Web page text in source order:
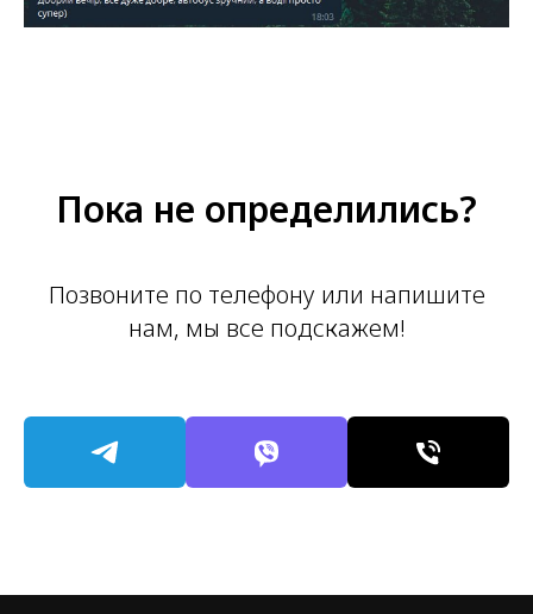
Пока не определились?
Позвоните по телефону или напишите
нам, мы все подскажем!